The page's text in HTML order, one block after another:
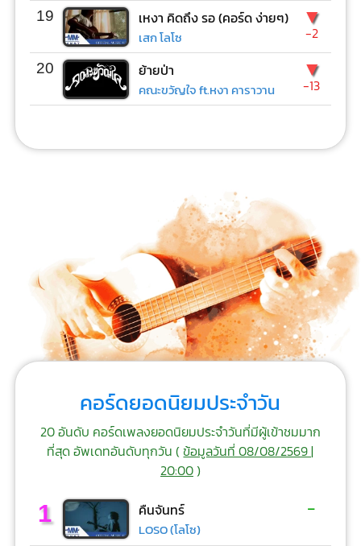
19 เหงา คิดถึง รอ (คอร์ด ง่ายๆ)
เสก โลโซ
▼
-2
20 ย้ายป่า
คณะขวัญใจ ft.หงา คาราวาน
▼
-13
คอร์ดยอดนิยมประจำวัน
20 อันดับ คอร์ดเพลงยอดนิยมประจำวันที่มีผู้เข้าชมมาก
ที่สุด อัพเดทอันดับทุกวัน (ข้อมูลวันที่ 08/08/2569 |
20:00)
1 คืนจันทร์
LOSO (โลโซ)
-